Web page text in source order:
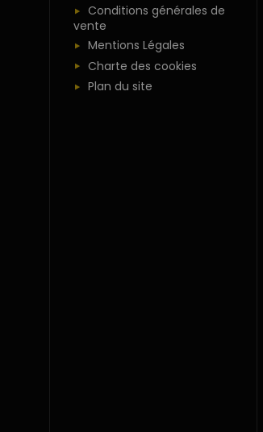
Conditions générales de
vente
Mentions Légales
Charte des cookies
Plan du site